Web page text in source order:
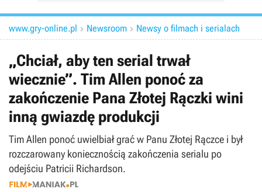
www.gry-online.pl  Newsroom  Newsy o filmach i serialach
„Chciał, aby ten serial trwał
wiecznie”. Tim Allen ponoć za
zakończenie Pana Złotej Rączki wini
inną gwiazdę produkcji
Tim Allen ponoć uwielbiał grać w Panu Złotej Rączce i był
rozczarowany koniecznością zakończenia serialu po
odejściu Patricii Richardson.